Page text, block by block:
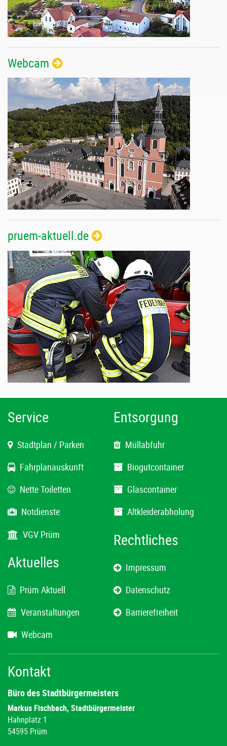
Webcam
pruem-aktuell.de
Kontakt
Büro des Stadtbürgermeisters
Markus Fischbach, Stadtbürgermeister
Hahnplatz 1
54595 Prüm
Service
Stadtplan / Parken
Fahrplanauskunft
Nette Toiletten
Notdienste
VGV Prüm
Aktuelles
Prüm Aktuell
Veranstaltungen
Webcam
Entsorgung
Müllabfuhr
Biogutcontainer
Glascontainer
Altkleiderabholung
Rechtliches
Impressum
Datenschutz
Barrierefreiheit